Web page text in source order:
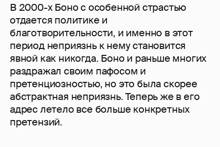
В 2000-х Боно с особенной страстью
отдается политике и
благотворительности, и именно в этот
период неприязнь к нему становится
явной как никогда. Боно и раньше многих
раздражал своим пафосом и
претенциозностью, но это была скорее
абстрактная неприязнь. Теперь же в его
адрес летело все больше конкретных
претензий.